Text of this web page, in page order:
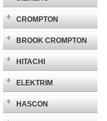
CROMPTON
BROOK CROMPTON
HITACHI
ELEKTRIM
HASCON